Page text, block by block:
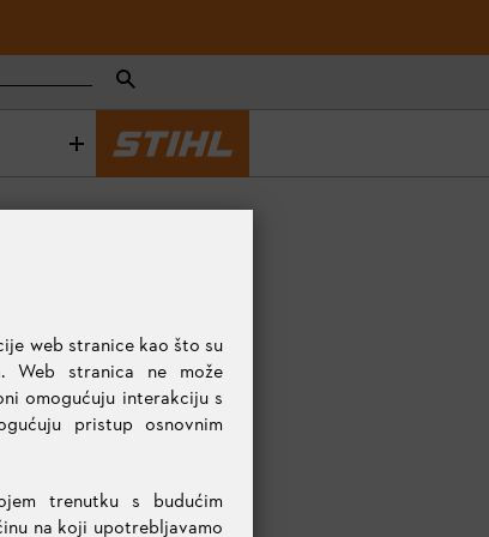
web stranice kao što su
Web stranica ne može
omogućuju interakciju s
pristup osnovnim
trenutku s budućim
na koji upotrebljavamo